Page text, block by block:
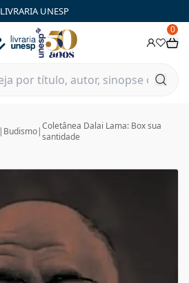
LIVRARIA UNESP
0
| Budismo|Coletânea Dalai Lama: Box sua
santidade